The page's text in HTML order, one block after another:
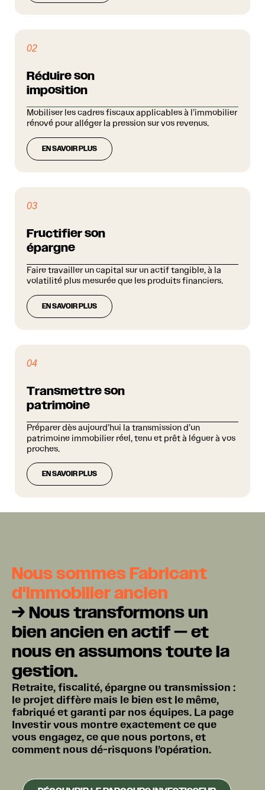
02
Réduire son
imposition
Mobiliser les cadres fiscaux applicables à l’immobilier
rénové pour alléger la pression sur vos revenus.
EN SAVOIR PLUS
03
Fructifier son
épargne
Faire travailler un capital sur un actif tangible, à la
volatilité plus mesurée que les produits financiers.
EN SAVOIR PLUS
04
Transmettre son
patrimoine
Préparer dès aujourd’hui la transmission d’un
patrimoine immobilier réel, tenu et prêt à léguer à vos
proches.
EN SAVOIR PLUS
Nous sommes Fabricant
d'immobilier ancien
→ Nous transformons un
bien ancien en actif — et
nous en assumons toute la
gestion.
Retraite, fiscalité, épargne ou transmission :
le projet diffère mais le bien est le même,
fabriqué et garanti par nos équipes. La page
Investir vous montre exactement ce que
vous engagez, ce que nous portons, et
comment nous dé-risquons l’opération.